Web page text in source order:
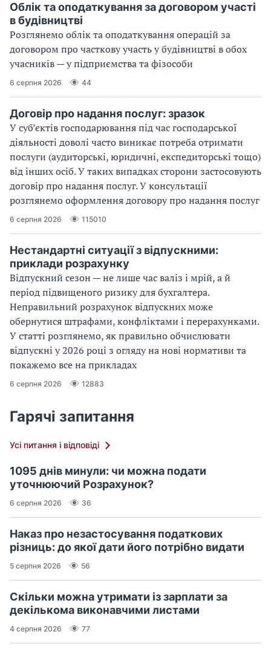
Облік та оподаткування за договором участі
в будівництві
Розглянемо облік та оподаткування операцій за
договором про часткову участь у будівництві в обох
учасників — у підприємства та фізособи
6 серпня 2026 44
Договір про надання послуг: зразок
У суб’єктів господарювання під час господарської
діяльності доволі часто виникає потреба отримати
послуги (аудиторські, юридичні, експедиторські тощо)
від інших осіб. У таких випадках сторони застосовують
договір про надання послуг. У консультації
розглянемо оформлення договору про надання послуг
6 серпня 2026 115010
Нестандартні ситуації з відпускними:
приклади розрахунку
Відпускний сезон — не лише час валіз і мрій, а й
період підвищеного ризику для бухгалтера.
Неправильний розрахунок відпускних може
обернутися штрафами, конфліктами і перерахунками.
У статті розглянемо, як правильно обчислювати
відпускні у 2026 році з огляду на нові нормативи та
покажемо все на прикладах
6 серпня 2026 12883
Гарячі запитання
Усі питання і відповіді
1095 днів минули: чи можна подати
уточнюючий Розрахунок?
6 серпня 2026 36
Наказ про незастосування податкових
різниць: до якої дати його потрібно видати
5 серпня 2026 56
Скільки можна утримати із зарплати за
декількома виконавчими листами
4 серпня 2026 77